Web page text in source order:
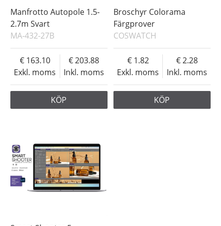
Manfrotto Autopole 1.5-
2.7m Svart
MA-432-27B
Exkl. moms
163.10
Inkl. moms
203.88
KÖP
Broschyr Colorama
Färgprover
COSWATCH
Exkl. moms
1.82
Inkl. moms
2.28
KÖP